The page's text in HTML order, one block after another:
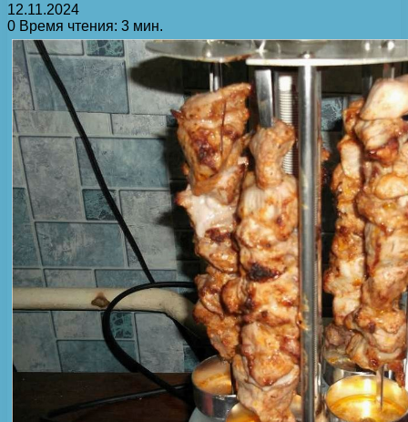
12.11.2024
0 Время чтения: 3 мин.